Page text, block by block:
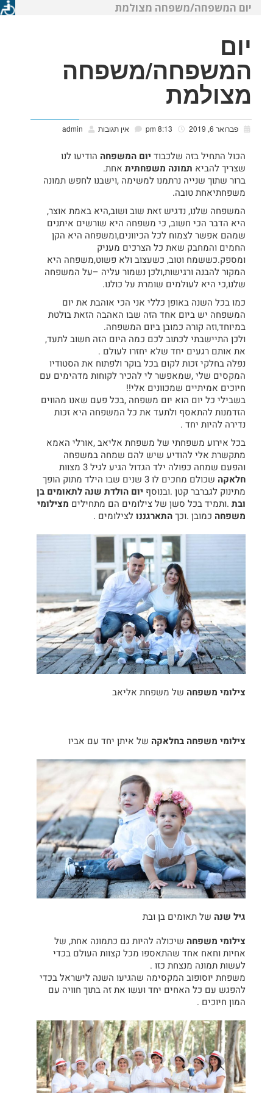
יום המשפחה/משפחה מצולמת
יום
המשפחה/משפחה
מצולמת
פברואר 6, 2019 אין תגובות admin
הכול התחיל בזה שלכבוד יום המשפחה הודיעו לנו
שצריך להביא תמונה משפחתית אחת.
ברור שתוך שנייה נרתמנו למשימה ,וישבנו לחפש תמונה
משפחתיאחת טובה.
המשפחה שלנו, נדגיש זאת שוב ושוב,היא באמת אוצר,
היא הדבר הכי חשוב, כי משפחה היא שורשים איתנים
שמהם אפשר לצמוח לכל הכיוונים,ומשפחה היא הקן
החמים והמחבק שאת כל הצרכים מעניק
ומספק.כששמח וטוב, כשעצוב ולא פשוט,משפחה היא
המקור להבנה ורגישות,ולכן נשמור עליה –על המשפחה
שלנו,כי היא לעולמים שומרת על כולנו.
כמו בכל השנה באופן כללי אני הכי אוהבת את יום
המשפחה יש ביום אחד הזה שבו האהבה הזאת בולטת
במיוחד,וזה קורה כמובן ביום המשפחה.
ולכן התיישבתי לכתוב לכם כמה היום הזה חשוב לתעד,
את אותם רגעים יחד שלא יחזרו לעולם .
נפלה בחלקי זכות לקום בכל בוקר ולפתוח את הסטודיו
המקסים שלי ,שמאפשר לי להכיר לקוחות מדהימים עם
חיוכים אמיתיים שמכוונים אלי!!
בשבילי כל יום הוא יום משפחה ,בכל פעם שאנו מהווים
הזדמנות להתאסף ולתעד את כל המשפחה היא זכות
נדירה להיות יחד .
בכל אירוע משפחתי של משפחת אליאב ,אורלי האמא
מתקשרת אלי להודיע שיש להם שמחה במשפחה
והפעם שמחה כפולה ילד הגדול הגיע לגיל 3 מצוות
חלאקה
שכולם מחכים לו 3 שנים שבו הילד מתוק הופך
מתינוק לגברבר קטן .ובנוסף יום הולדת שנה לתאומים בן
ובת .ותמיד בכל סשן של צילומים הם מתחילים מצילומי
משפחה כמובן .וכךהתארגננו לצילומים .
צילומי משפחה של משפחת אליאב
צילומי משפחה בחלאקה של איתן יחד עם אביו
גיל שנה של תאומים בן ובת
צילומי משפחה שיכולה להיות גם כתמונה אחת, של
אחיות וחאח אחד שהתאספו מכל קצוות העולם בכדי
לעשות תמונה מנצחת כזו .
משפחת יוסופוב המקסימה שהגיעו השנה לישראל בכדי
להפגש עם כל האחים יחד ועשו את זה בתוך חוויה עם
המון חיוכים .